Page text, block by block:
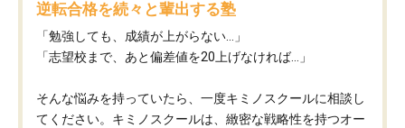
逆転合格を続々と輩出する塾
「勉強しても、成績が上がらない…」
「志望校まで、あと偏差値を20上げなければ…」
そんな悩みを持っていたら、一度キミノスクールに相談し
てください。キミノスクールは、緻密な戦略性を持つオー